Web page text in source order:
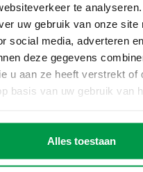
te
uw gebruik van onze site
social media, adverteren
deze gegevens
u aan ze heeft verstrekt of
basis van uw gebruik van
Alles toestaan
Hoela hoep
yoga
5+
Jump! animals –
Elastiek
challenges